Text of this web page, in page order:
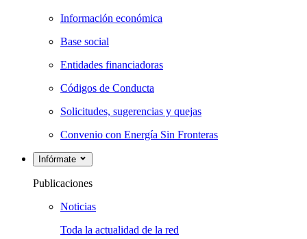
Información económica
Base social
Entidades financiadoras
Códigos de Conducta
Solicitudes, sugerencias y quejas
Convenio con Energía Sin Fronteras
Infórmate
Publicaciones
Noticias
Toda la actualidad de la red